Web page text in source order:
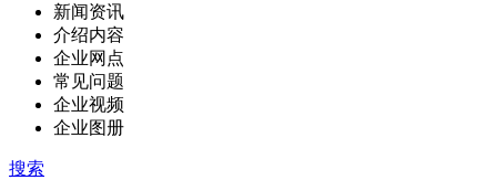
新闻资讯
介绍内容
企业网点
常见问题
企业视频
企业图册
搜索